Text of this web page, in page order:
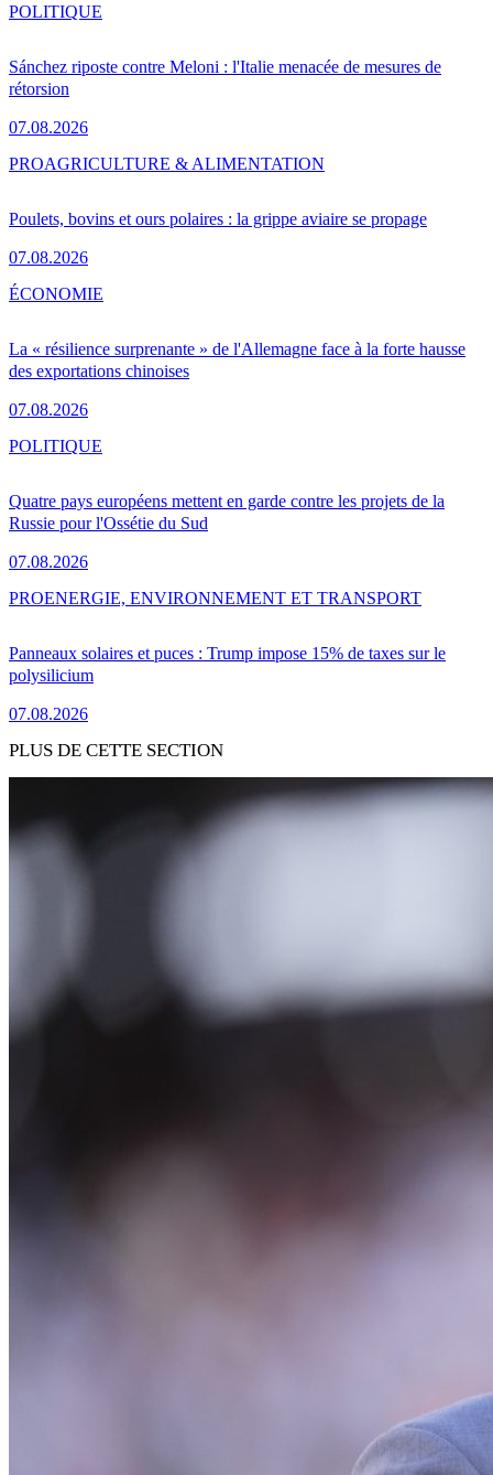
Sánchez riposte contre Meloni : l'Italie menacée de mesures de
rétorsion
07.08.2026
POLITIQUE
Poulets, bovins et ours polaires : la grippe aviaire se propage
07.08.2026
PROAGRICULTURE & ALIMENTATION
La « résilience surprenante » de l'Allemagne face à la forte hausse
des exportations chinoises
07.08.2026
ÉCONOMIE
Quatre pays européens mettent en garde contre les projets de la
Russie pour l'Ossétie du Sud
07.08.2026
POLITIQUE
Panneaux solaires et puces : Trump impose 15% de taxes sur le
polysilicium
07.08.2026
PROENERGIE, ENVIRONNEMENT ET TRANSPORT
PLUS DE CETTE SECTION